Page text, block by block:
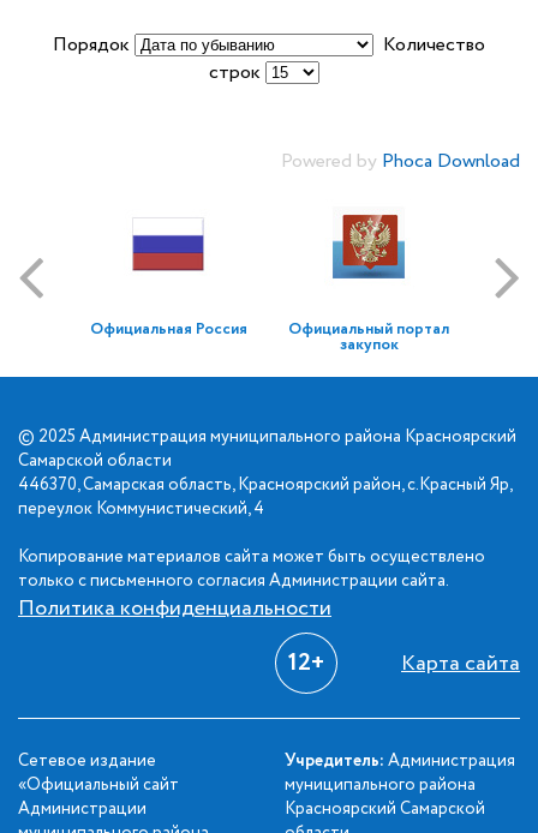
Порядок
Количество
строк
Powered by Phoca Download
Официальная Россия Официальный портал
закупок
© 2025 Администрация муниципального района Красноярский
Самарской области
446370, Самарская область, Красноярский район, с.Красный Яр,
переулок Коммунистический, 4
Копирование материалов сайта может быть осуществлено
только с письменного согласия Администрации сайта.
Политика конфиденциальности
12+ Карта сайта
Сетевое издание
«Официальный сайт
Администрации
Учредитель: Администрация
муниципального района
Красноярский Самарской